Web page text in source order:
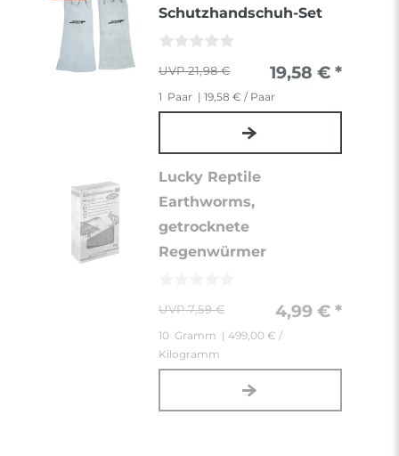
Schutzhandschuh-Set
21,98 € 19,58 € *
1 Paar | 19,58 € / Paar
Lucky Reptile
Earthworms,
getrocknete
Regenwürmer
7,59 € 4,99 € *
10 Gramm | 499,00 € /
Kilogramm